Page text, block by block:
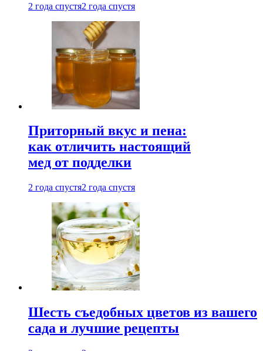
2 года спустя2 года спустя
Приторный вкус и пена:
как отличить настоящий
мед от подделки
2 года спустя2 года спустя
Шесть съедобных цветов из вашего
сада и лучшие рецепты